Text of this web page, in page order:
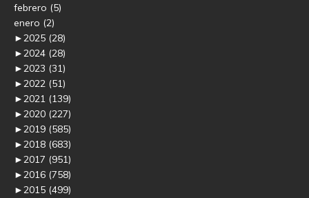
febrero (5)
enero (2)
►2025 (28)
►2024 (28)
►2023 (31)
►2022 (51)
►2021 (139)
►2020 (227)
►2019 (585)
►2018 (683)
►2017 (951)
►2016 (758)
►2015 (499)